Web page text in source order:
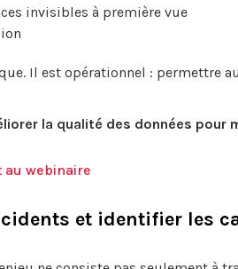
invisibles à première vue
Il est opérationnel : permettre
la qualité des données pour
au webinaire
et identifier les